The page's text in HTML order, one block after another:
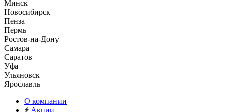
Минск
Новосибирск
Пенза
Пермь
Ростов-на-Дону
Самара
Саратов
Уфа
Ульяновск
Ярославль
О компании
Акции